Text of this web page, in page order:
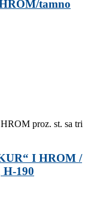
tamno
I HROM /
H-190